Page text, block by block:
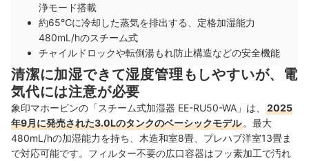
浄モード搭載
約65℃に冷却した蒸気を排出する、定格加湿能力
480mL/hのスチーム式
チャイルドロックや転倒湯もれ防止構造などの安全機能
清潔に加湿できて湿度管理もしやすいが、電
気代には注意が必要
象印マホービンの「スチーム式加湿器 EE-RU50-WA」は、
2025
年9月に発売された3.0Lのタンクのベーシックモデル 。最大
480mL/hの加湿能力を持ち、木造和室8畳、プレハブ洋室13畳ま
で対応可能です。フィルター不要の広口容器はフッ素加工で汚れ